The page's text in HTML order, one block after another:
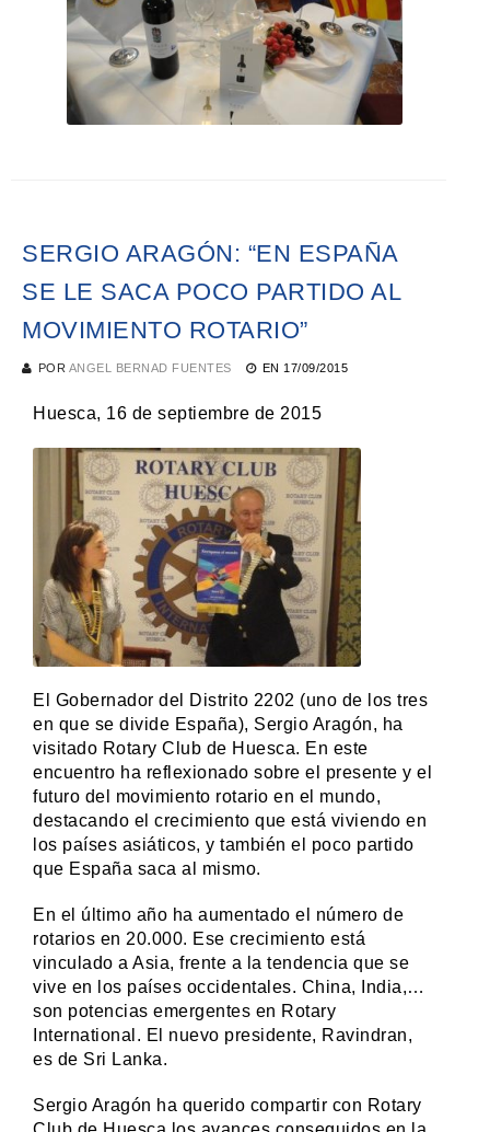
SERGIO ARAGÓN: “EN ESPAÑA
SE LE SACA POCO PARTIDO AL
MOVIMIENTO ROTARIO”
POR ANGEL BERNAD FUENTES EN 17/09/2015
Huesca, 16 de septiembre de 2015
El Gobernador del Distrito 2202 (uno de los tres
en que se divide España), Sergio Aragón, ha
visitado Rotary Club de Huesca. En este
encuentro ha reflexionado sobre el presente y el
futuro del movimiento rotario en el mundo,
destacando el crecimiento que está viviendo en
los países asiáticos, y también el poco partido
que España saca al mismo.
En el último año ha aumentado el número de
rotarios en 20.000. Ese crecimiento está
vinculado a Asia, frente a la tendencia que se
vive en los países occidentales. China, India,…
son potencias emergentes en Rotary
International. El nuevo presidente, Ravindran,
es de Sri Lanka.
Sergio Aragón ha querido compartir con Rotary